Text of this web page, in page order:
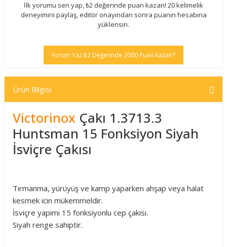
İlk yorumu sen yap, ₺2 değerinde puan kazan! 20 kelimelik
deneyimini paylaş, editör onayından sonra puanın hesabına
yüklensin.
Yorum Yaz ₺2 Değerinde 2000 Puan Kazan*
Ürün Bilgisi
Victorinox Çakı 1.3713.3
Huntsman 15 Fonksiyon Siyah
İsviçre Çakısı
Tırmanma, yürüyüş ve kamp yaparken ahşap veya halat
kesmek icin mükemmeldir.
İsviçre yapımı 15 fonksiyonlu cep çakısı.
Siyah renge sahiptir.